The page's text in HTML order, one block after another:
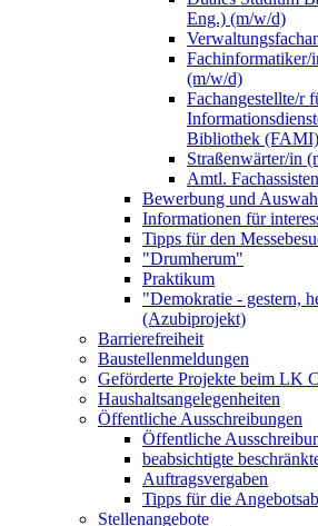
Eng.) (m/w/d)
Fachinformatiker/
(m/w/d)
Fachangestellte/r
Bibliothek
Straßenwärter/in
Amtl.
Bewerbung und
Informationen für
Tipps für den
"Drumherum"
Praktikum
"Demokratie - gestern,
(Azubiprojekt)
Barrierefreiheit
Baustellenmeldungen
Geförderte Projekte beim LK
Haushaltsangelegenheiten
Öffentliche Ausschreibungen
Öffentliche
beabsichtigte
Auftragsvergaben
Tipps für die
Stellenangebote